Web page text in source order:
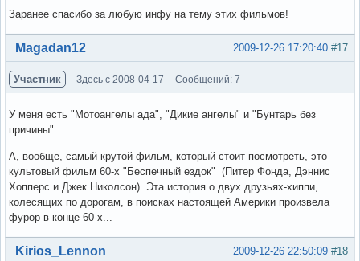
Заранее спасибо за любую инфу на тему этих фильмов!
Вне форума #17
2009-12-26 17:20:40
Magadan12
Участник Здесь с 2008-04-17 Сообщений: 7
У меня есть "Мотоангелы ада", "Дикие ангелы" и "Бунтарь без
причины"...
А, вообще, самый крутой фильм, который стоит посмотреть, это
культовый фильм 60-х "Беспечный ездок" (Питер Фонда, Дэннис
Хопперс и Джек Николсон). Эта история о двух друзьях-хиппи,
колесящих по дорогам, в поисках настоящей Америки произвела
фурор в конце 60-х...
Вне форума #18
2009-12-26 22:50:09
Kirios_Lennon